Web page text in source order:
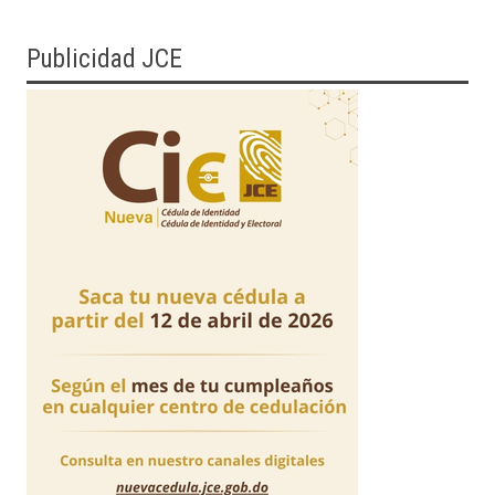
Publicidad JCE